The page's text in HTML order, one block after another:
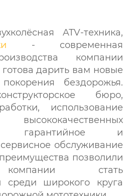
ATV-техника,
- современная
компании
дарить вам новые
бездорожья.
бюро,
использование
гарантийное и
обслуживание
позволили
стать
среди широкого круга